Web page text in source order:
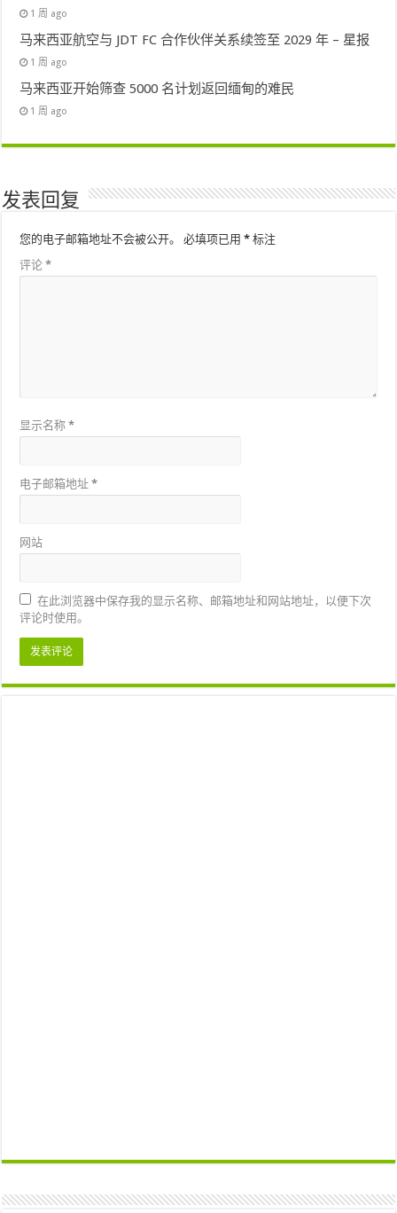
1 周 ago
马来西亚航空与 JDT FC 合作伙伴关系续签至 2029 年 – 星报
1 周 ago
马来西亚开始筛查 5000 名计划返回缅甸的难民
1 周 ago
发表回复
您的电子邮箱地址不会被公开。 必填项已用* 标注
评论*
显示名称*
电子邮箱地址*
网站
在此浏览器中保存我的显示名称、邮箱地址和网站地址，以便下次
评论时使用。